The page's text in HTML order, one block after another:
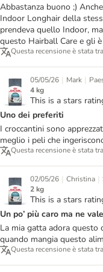
Abbastanza buono ;)
Indoor Longhair della
prendeva quello Indoor,
questo Hairball Care e gli
Questa recensione è stata
05/05/26 | Mark |
4 kg
This is a stars
Uno dei preferiti
I croccantini sono
meglio i peli che
Questa recensione è stata
02/05/26 | Christina |
2 kg
This is a stars
Un po’ più caro ma ne
La mia gatta adora questo
quando mangia questo
Questa recensione è stata